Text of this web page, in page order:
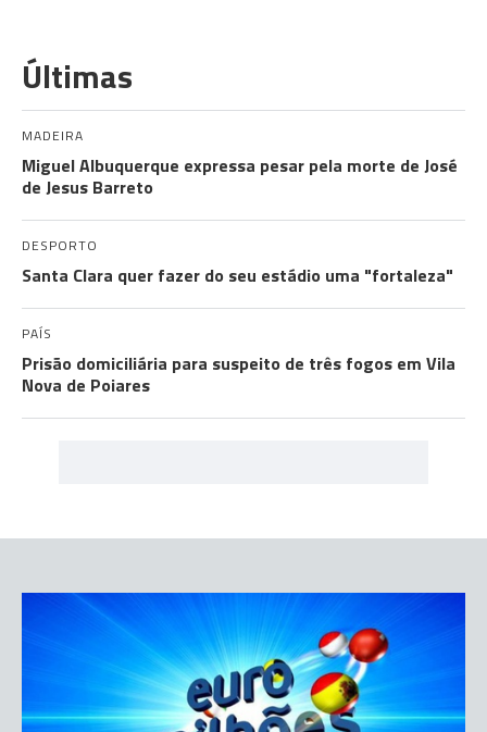
Últimas
MADEIRA
Miguel Albuquerque expressa pesar pela morte de José
de Jesus Barreto
DESPORTO
Santa Clara quer fazer do seu estádio uma "fortaleza"
PAÍS
Prisão domiciliária para suspeito de três fogos em Vila
Nova de Poiares